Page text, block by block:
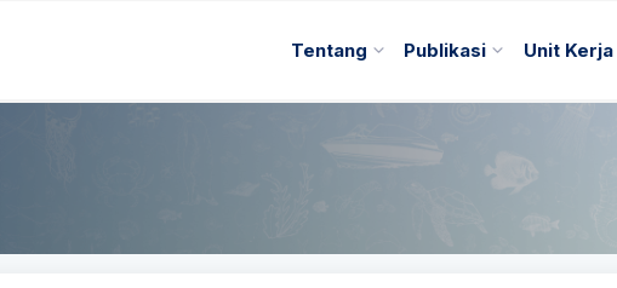
Tentang Publikasi Unit Kerja